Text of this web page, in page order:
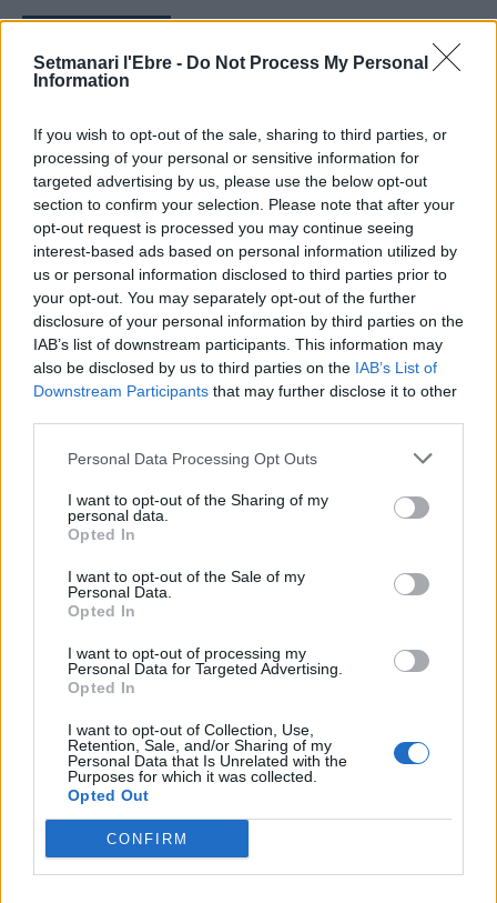
Setmanari l'Ebre - Do Not Process My Personal
Information
If you wish to opt-out of the sale, sharing to third parties, or
processing of your personal or sensitive information for
targeted advertising by us, please use the below opt-out
section to confirm your selection. Please note that after your
opt-out request is processed you may continue seeing
interest-based ads based on personal information utilized by
us or personal information disclosed to third parties prior to
your opt-out. You may separately opt-out of the further
disclosure of your personal information by third parties on the
IAB’s list of downstream participants. This information may
also be disclosed by us to third parties on the IAB’s List of
Downstream Participants that may further disclose it to other
Personal Data Processing Opt Outs
I want to opt-out of the Sharing of my
personal data.
Opted In
I want to opt-out of the Sale of my
Personal Data.
Opted In
I want to opt-out of processing my
Personal Data for Targeted Advertising.
Opted In
I want to opt-out of Collection, Use,
Retention, Sale, and/or Sharing of my
Personal Data that Is Unrelated with the
Purposes for which it was collected.
Opted Out
CONFIRM
dels terrenys de Renfe per les altes
temperatures
7 d'agost de 2026
Amposta recupera les Cases del Castell
i culmina un projecte estratègic que
vincula patrimoni, turisme i
gastronomia
6 d'agost de 2026
Els vestits de paper guanyen força
enguany amb més modistes i gairebé
40 peces a concurs
31 de juliol de 2026
“L’eclipsi serà una oportunitat també
per a gaudir de les Festes Majors